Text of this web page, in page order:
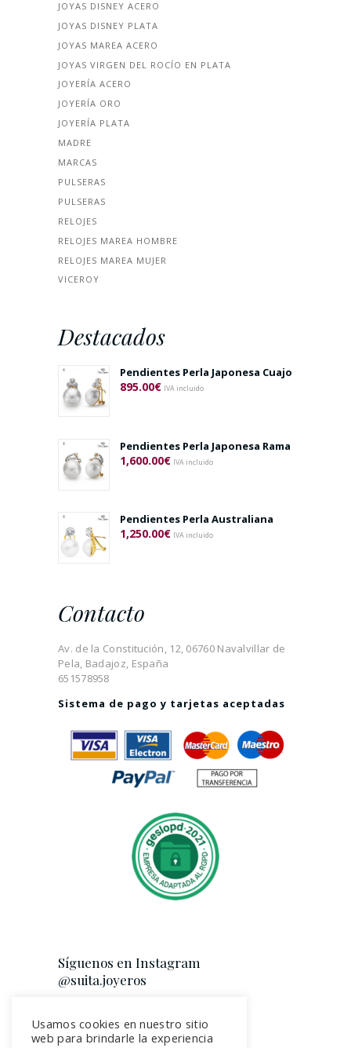
JOYAS DISNEY ACERO
JOYAS DISNEY PLATA
JOYAS MAREA ACERO
JOYAS VIRGEN DEL ROCÍO EN PLATA
JOYERÍA ACERO
JOYERÍA ORO
JOYERÍA PLATA
MADRE
MARCAS
PULSERAS
PULSERAS
RELOJES
RELOJES MAREA HOMBRE
RELOJES MAREA MUJER
VICEROY
Destacados
Pendientes Perla Japonesa Cuajo
895.00€ IVA incluido
Pendientes Perla Japonesa Rama
1,600.00€ IVA incluido
Pendientes Perla Australiana
1,250.00€ IVA incluido
Contacto
Av. de la Constitución, 12, 06760 Navalvillar de
Pela, Badajoz, España
651578958
Sistema de pago y tarjetas aceptadas
Síguenos en Instagram
@suita.joyeros
Usamos cookies en nuestro sitio
web para brindarle la experiencia